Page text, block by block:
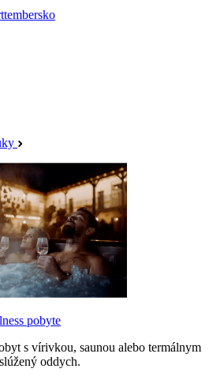
pobyte
s vírivkou, saunou alebo termálnym
oddych.